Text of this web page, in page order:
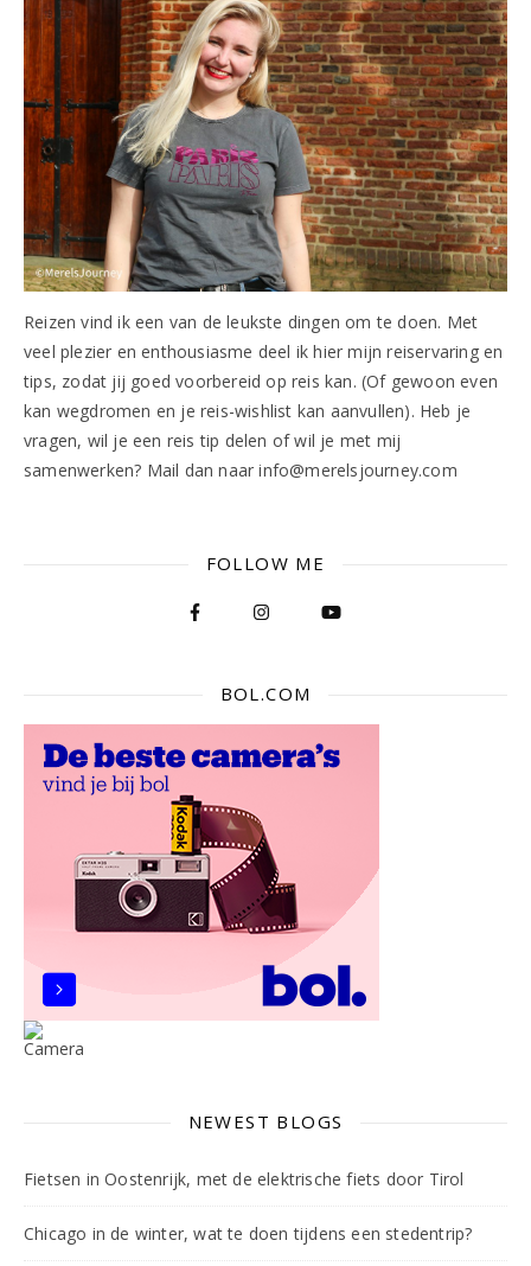
Reizen vind ik een van de leukste dingen om te doen. Met
veel plezier en enthousiasme deel ik hier mijn reiservaring en
tips, zodat jij goed voorbereid op reis kan. (Of gewoon even
kan wegdromen en je reis-wishlist kan aanvullen). Heb je
vragen, wil je een reis tip delen of wil je met mij
samenwerken? Mail dan naar info@merelsjourney.com
FOLLOW ME
BOL.COM
NEWEST BLOGS
Fietsen in Oostenrijk, met de elektrische fiets door Tirol
Chicago in de winter, wat te doen tijdens een stedentrip?